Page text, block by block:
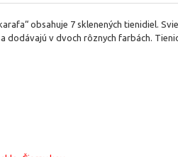
obsahuje 7 sklenených tienidiel.
dodávajú v dvoch rôznych farbách.